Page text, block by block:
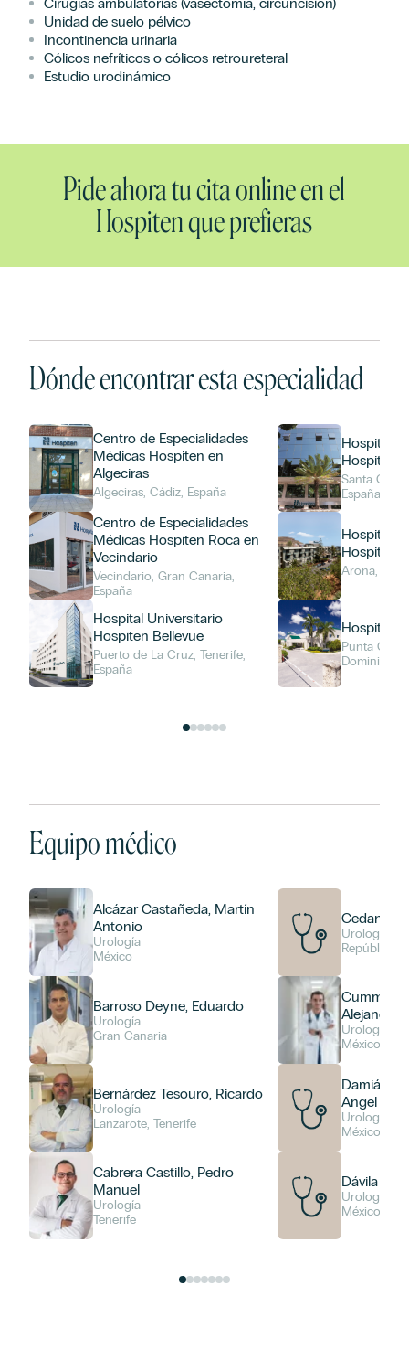
Unidad de suelo pélvico
Incontinencia urinaria
Cólicos nefríticos o cólicos retroureteral
Estudio urodinámico
Pide ahora tu cita online en el
Hospiten que prefieras
Dónde encontrar esta especialidad
Centro de Especialidades
Médicas Hospiten en
Algeciras
Algeciras, Cádiz, España
Centro de Especialidades
Médicas Hospiten Roca en
Vecindario
Vecindario, Gran Canaria,
España
Hospital Universitario
Hospiten Bellevue
Puerto de La Cruz, Tenerife,
España
Hospital
Hospiten
Santa Cruz
España
Hospital
Hospiten
Arona,
Hospiten
Punta
Dominicana
Equipo médico
Alcázar Castañeda, Martín
Antonio
Urología
México
Barroso Deyne, Eduardo
Urología
Gran Canaria
Bernárdez Tesouro, Ricardo
Urología
Lanzarote, Tenerife
Cabrera Castillo, Pedro
Manuel
Urología
Tenerife
Cedano,
Urología
República
Cumming
Alejandro
Urología
México
Damián
Angel
Urología
México
Dávila
Urología
México